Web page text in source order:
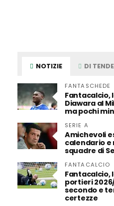
NOTIZIE DI
FANTASCHEDE
Fantacalcio,
Diawara al
ma pochi
SERIE A
Amichevoli
calendario e
squadre di
FANTACALCIO
Fantacalcio,
portieri
secondo e
certezze